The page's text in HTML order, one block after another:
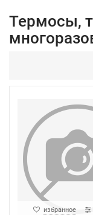
Термосы,
избранное